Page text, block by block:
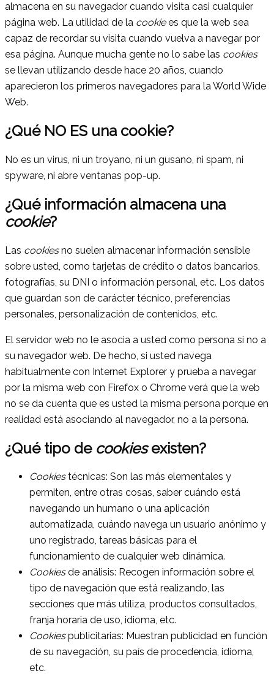
almacena en su navegador cuando visita casi cualquier
página web. La utilidad de la cookiees que la web sea
capaz de recordar su visita cuando vuelva a navegar por
esa página. Aunque mucha gente no lo sabe las cookies
se llevan utilizando desde hace 20 años, cuando
aparecieron los primeros navegadores para la World Wide
Web.
¿Qué NO ES una cookie?
No es un virus, ni un troyano, ni un gusano, ni spam, ni
spyware, ni abre ventanas pop-up.
¿Qué información almacena una
cookie?
Las cookiesno suelen almacenar información sensible
sobre usted, como tarjetas de crédito o datos bancarios,
fotografías, su DNI o información personal, etc. Los datos
que guardan son de carácter técnico, preferencias
personales, personalización de contenidos, etc.
El servidor web no le asocia a usted como persona si no a
su navegador web. De hecho, si usted navega
habitualmente con Internet Explorer y prueba a navegar
por la misma web con Firefox o Chrome verá que la web
no se da cuenta que es usted la misma persona porque en
realidad está asociando al navegador, no a la persona.
¿Qué tipo de cookiesexisten?
Cookiestécnicas: Son las más elementales y
permiten, entre otras cosas, saber cuándo está
navegando un humano o una aplicación
automatizada, cuándo navega un usuario anónimo y
uno registrado, tareas básicas para el
funcionamiento de cualquier web dinámica.
Cookiesde análisis: Recogen información sobre el
tipo de navegación que está realizando, las
secciones que más utiliza, productos consultados,
franja horaria de uso, idioma, etc.
Cookiespublicitarias: Muestran publicidad en función
de su navegación, su país de procedencia, idioma,
etc.